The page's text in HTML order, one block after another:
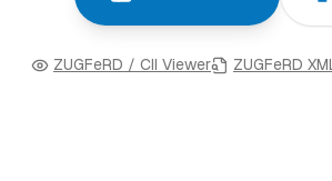
ZUGFeRD / CII Viewer ZUGFeRD